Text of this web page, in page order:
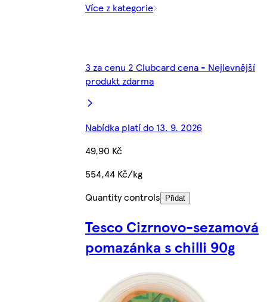
Více z kategorie
3 za cenu 2 Clubcard cena - Nejlevnější
produkt zdarma
Nabídka platí do 13. 9. 2026
49,90 Kč
554,44 Kč/kg
Quantity controls
Přidat
Tesco Cizrnovo-sezamová
pomazánka s chilli 90g